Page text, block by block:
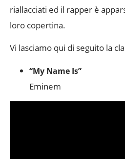
riallacciati ed il rapper è
loro copertina.
Vi lasciamo qui di seguito la
“My Name Is”
Eminem